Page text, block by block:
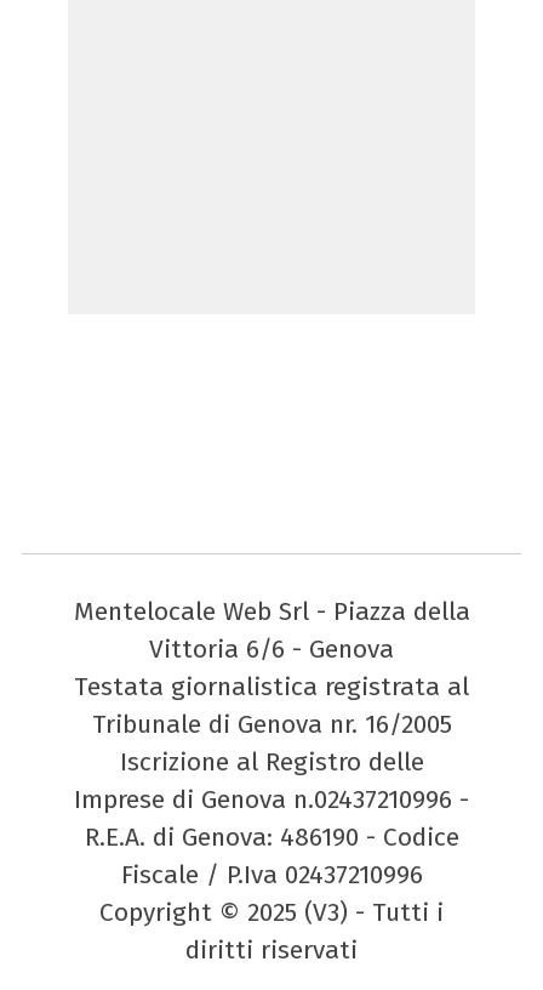
Mentelocale Web Srl - Piazza della
Vittoria 6/6 - Genova
Testata giornalistica registrata al
Tribunale di Genova nr. 16/2005
Iscrizione al Registro delle
Imprese di Genova n.02437210996 -
R.E.A. di Genova: 486190 - Codice
Fiscale / P.Iva 02437210996
Copyright © 2025 (V3) - Tutti i
diritti riservati